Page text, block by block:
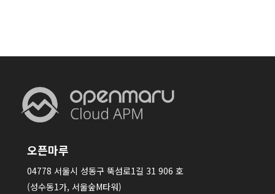
오픈마루
04778 서울시 성동구 뚝섬로1길 31 906 호
(성수동1가, 서울숲M타워)